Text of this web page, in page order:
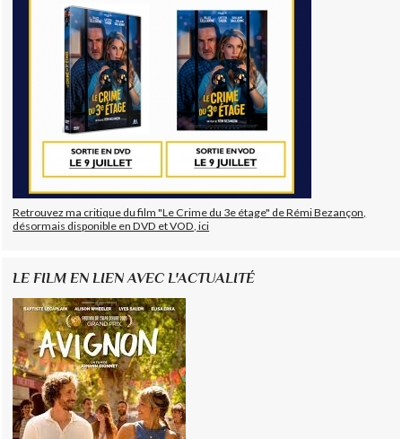
Retrouvez ma critique du film "Le Crime du 3e étage" de Rémi Bezançon,
désormais disponible en DVD et VOD, ici
LE FILM EN LIEN AVEC L'ACTUALITÉ